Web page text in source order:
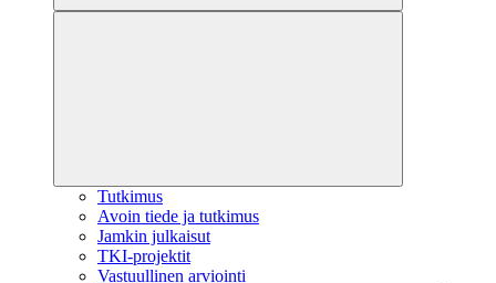
Tutkimus
Avoin tiede ja tutkimus
Jamkin julkaisut
TKI-projektit
Vastuullinen arviointi